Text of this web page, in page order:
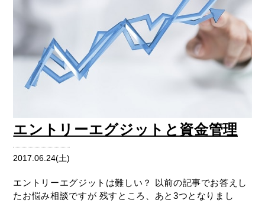
エントリーエグジットと資金管理
2017.06.24(土)
エントリーエグジットは難しい？ 以前の記事でお答えし
たお悩み相談ですが 残すところ、あと3つとなりまし